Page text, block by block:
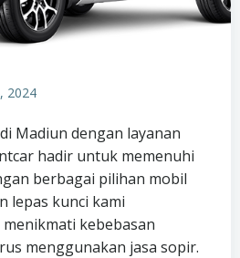
2024
Madiun dengan layanan
hadir untuk memenuhi
berbagai pilihan mobil
lepas kunci kami
kebebasan
menggunakan jasa sopir.